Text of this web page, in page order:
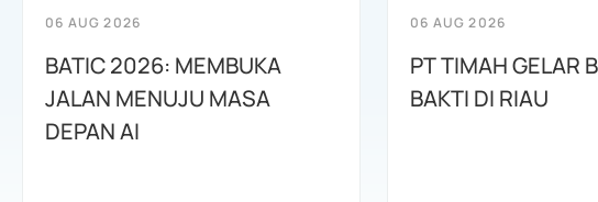
06 AUG 2026
BATIC 2026: MEMBUKA
JALAN MENUJU MASA
DEPAN AI
06 AUG 2026
PT TIMAH GELAR
BAKTI DI RIAU